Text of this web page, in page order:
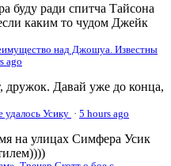
буду ради спитча Тайсона
каким то чудом Джейк
над Джошуа. Известны
ago
дружок. Давай уже до конца,
удалось Усику · 5 hours ago
на улицах Симфера Усик